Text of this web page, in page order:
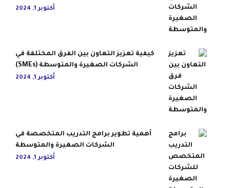
أكتوبر 1, 2024
كيفية تعزيز التعاون بين الفرق المختلفة في
الشركات الصغيرة والمتوسطة (SMEs)
أكتوبر 1, 2024
أهمية تطوير برامج التدريب المتخصصة في
الشركات الصغيرة والمتوسطة
أكتوبر 1, 2024